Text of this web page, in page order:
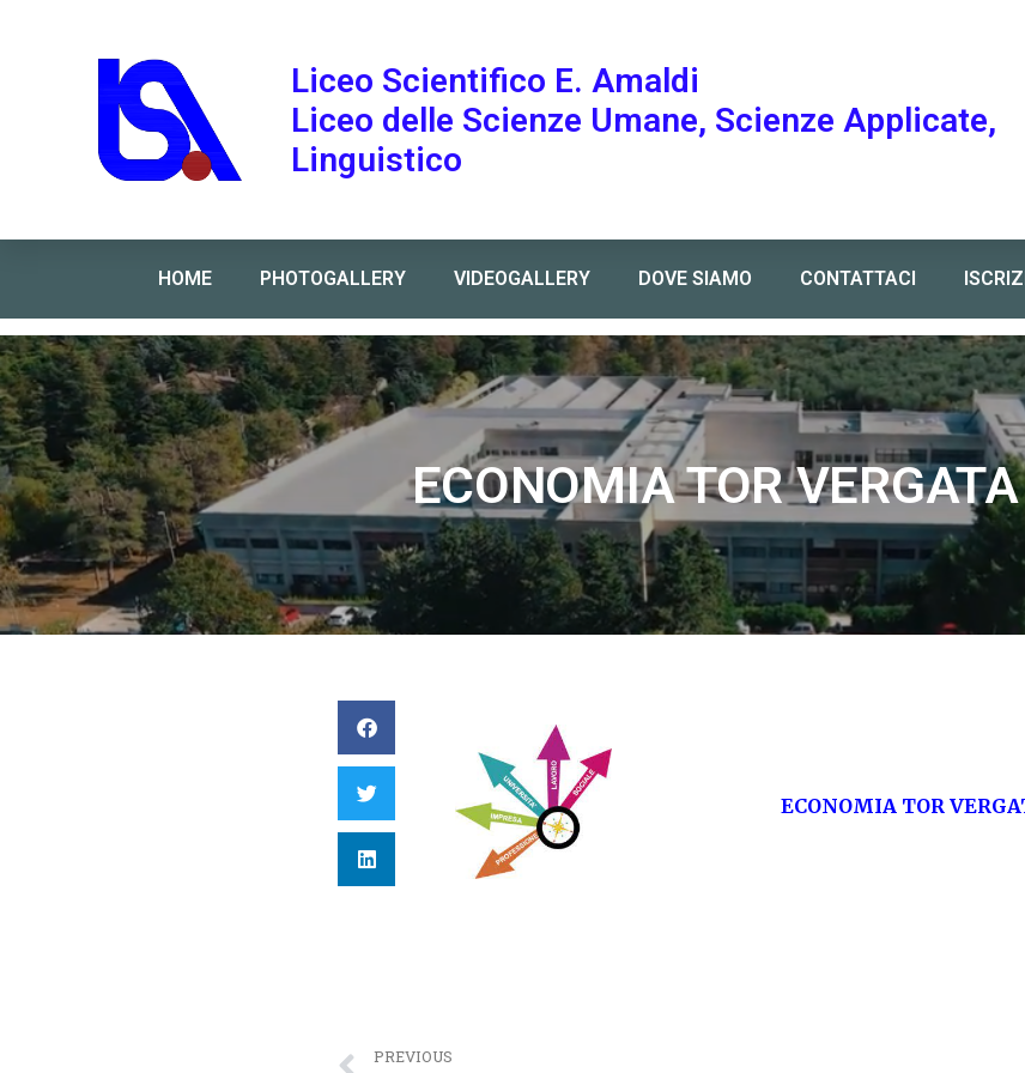
Liceo Scientifico E. Amaldi
Liceo delle Scienze Umane, Scienze Applicate,
Linguistico
HOME PHOTOGALLERY VIDEOGALLERY DOVE SIAMO CONTATTACI
Home»ECONOMIA TOR VERGATA orienta
ECONOMIA TOR
ECONOMIA TOR
PREVIOUS